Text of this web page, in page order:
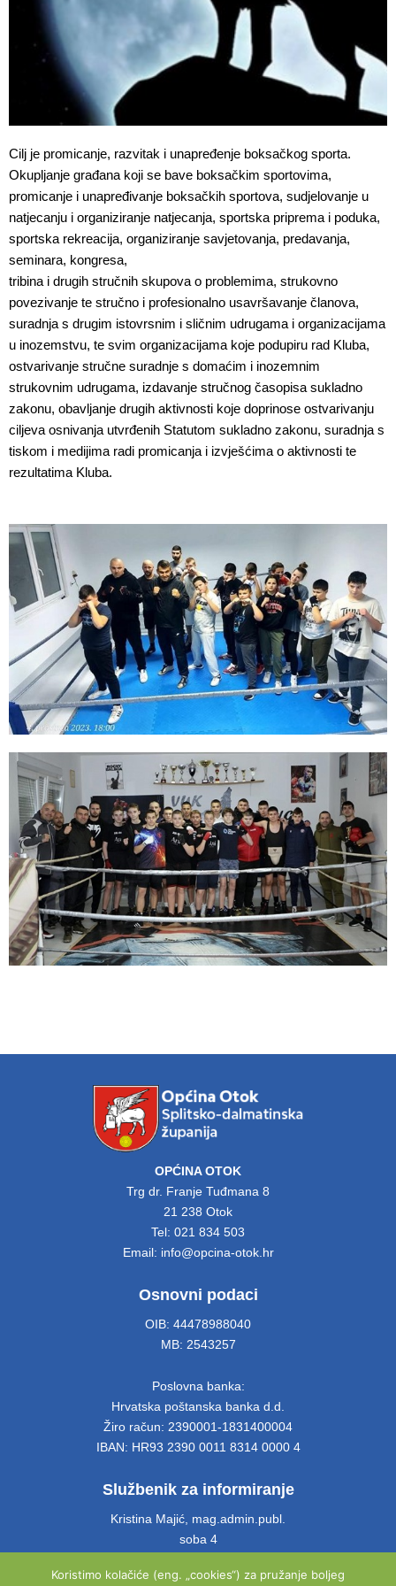
Cilj je promicanje, razvitak i unapređenje boksačkog sporta.
Okupljanje građana koji se bave boksačkim sportovima,
promicanje i unapređivanje boksačkih sportova, sudjelovanje u
natjecanju i organiziranje natjecanja, sportska priprema i poduka,
sportska rekreacija, organiziranje savjetovanja, predavanja,
seminara, kongresa,
tribina i drugih stručnih skupova o problemima, strukovno
povezivanje te stručno i profesionalno usavršavanje članova,
suradnja s drugim istovrsnim i sličnim udrugama i organizacijama
u inozemstvu, te svim organizacijama koje podupiru rad Kluba,
ostvarivanje stručne suradnje s domaćim i inozemnim
strukovnim udrugama, izdavanje stručnog časopisa sukladno
zakonu, obavljanje drugih aktivnosti koje doprinose ostvarivanju
ciljeva osnivanja utvrđenih Statutom sukladno zakonu, suradnja s
tiskom i medijima radi promicanja i izvješćima o aktivnosti te
rezultatima Kluba.
OPĆINA OTOK
Trg dr. Franje Tuđmana 8
21 238 Otok
Tel: 021 834 503
Email: info@opcina-otok.hr
Osnovni podaci
OIB: 44478988040
MB: 2543257
Poslovna banka:
Hrvatska poštanska banka d.d.
Žiro račun: 2390001-1831400004
IBAN: HR93 2390 0011 8314 0000 4
Službenik za informiranje
Kristina Majić, mag.admin.publ.
soba 4
Email: info@opcina-otok.hr
Koristimo kolačiće (eng. „cookies“) za pružanje boljeg